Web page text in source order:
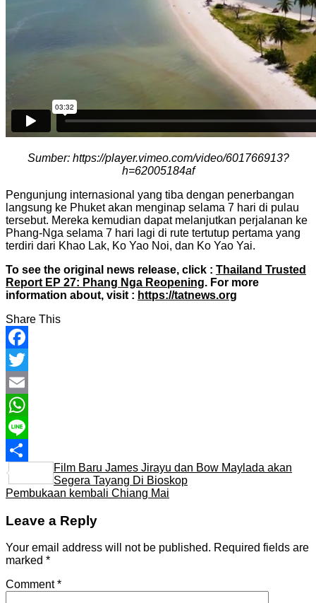
Sumber: https://player.vimeo.com/video/601766913?
h=62005184af
Pengunjung internasional yang tiba dengan penerbangan
langsung ke Phuket akan menginap selama 7 hari di pulau
tersebut. Mereka kemudian dapat melanjutkan perjalanan ke
Phang-Nga selama 7 hari lagi di rute tertutup pertama yang
terdiri dari Khao Lak, Ko Yao Noi, dan Ko Yao Yai.
To see the original news release, click : Thailand Trusted
Report EP 27: Phang Nga Reopening. For more
information about, visit : https://tatnews.org
Share This
Facebook
Twitter
Email
WhatsApp
Line
Share
Film Baru James Jirayu dan Bow Maylada akan
Segera Tayang Di Bioskop
Pembukaan kembali Chiang Mai
Leave a Reply
Your email address will not be published. Required fields are
marked *
Comment*